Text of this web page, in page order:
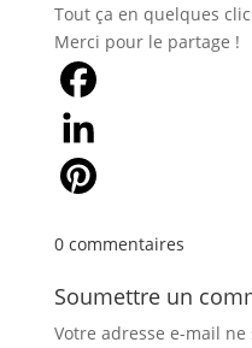
Tout ça en quelques
Merci pour le partage !
Facebook
LinkedIn
0 commentaires
Soumettre un
Votre adresse e-mail